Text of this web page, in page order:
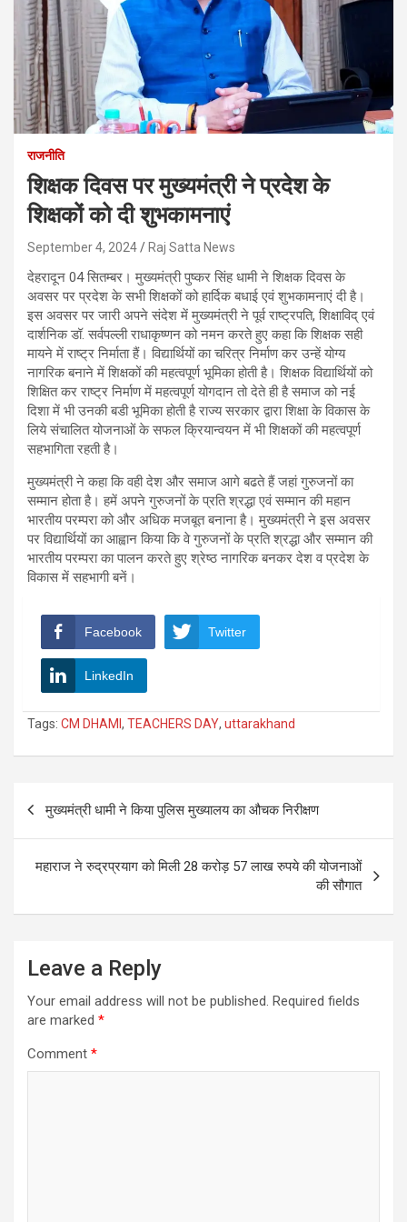
राजनीति
शिक्षक दिवस पर मुख्यमंत्री ने प्रदेश के
शिक्षकों को दी शुभकामनाएं
September 4, 2024 Raj Satta News
देहरादून 04 सितम्बर। मुख्यमंत्री पुष्कर सिंह धामी ने शिक्षक दिवस के
अवसर पर प्रदेश के सभी शिक्षकों को हार्दिक बधाई एवं शुभकामनाएं दी है।
इस अवसर पर जारी अपने संदेश में मुख्यमंत्री ने पूर्व राष्ट्रपति, शिक्षाविद् एवं
दार्शनिक डॉ. सर्वपल्ली राधाकृष्णन को नमन करते हुए कहा कि शिक्षक सही
मायने में राष्ट्र निर्माता हैं। विद्यार्थियों का चरित्र निर्माण कर उन्हें योग्य
नागरिक बनाने में शिक्षकों की महत्वपूर्ण भूमिका होती है। शिक्षक विद्यार्थियों को
शिक्षित कर राष्ट्र निर्माण में महत्वपूर्ण योगदान तो देते ही है समाज को नई
दिशा में भी उनकी बडी भूमिका होती है राज्य सरकार द्वारा शिक्षा के विकास के
लिये संचालित योजनाओं के सफल क्रियान्वयन में भी शिक्षकों की महत्वपूर्ण
सहभागिता रहती है।
मुख्यमंत्री ने कहा कि वही देश और समाज आगे बढते हैं जहां गुरुजनों का
सम्मान होता है। हमें अपने गुरुजनों के प्रति श्रद्धा एवं सम्मान की महान
भारतीय परम्परा को और अधिक मजबूत बनाना है। मुख्यमंत्री ने इस अवसर
पर विद्यार्थियों का आह्वान किया कि वे गुरुजनों के प्रति श्रद्धा और सम्मान की
भारतीय परम्परा का पालन करते हुए श्रेष्ठ नागरिक बनकर देश व प्रदेश के
विकास में सहभागी बनें।
Facebook Twitter
LinkedIn
Tags: CM DHAMI , TEACHERS DAY, uttarakhand
navigation
मुख्यमंत्री धामी ने किया पुलिस मुख्यालय का औचक निरीक्षण
महाराज ने रुद्रप्रयाग को मिली 28 करोड़ 57 लाख रुपये की योजनाओं
की सौगात
Leave a Reply
Your email address will not be published. Required fields
are marked *
Comment *